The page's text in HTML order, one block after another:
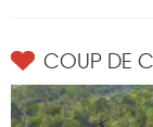
COUP DE